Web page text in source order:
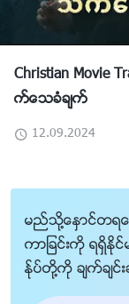
Christian Movie
က္ေသခံခ်က္
12.09.2024
မည္သို႔ေႏွာင္တရ
ကာျခင္းကို ရရွိႏို
န္ုပ္တို႔ကို ခ်က္ခ်င္